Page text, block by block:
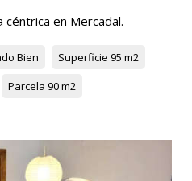
céntrica en Mercadal.
Bien Superficie 95 m2
Parcela 90 m2